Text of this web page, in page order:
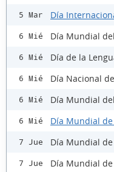
5 Mar Día
6 Mié Día Mundial
6 Mié Día de la
6 Mié Día Nacional
6 Mié Día Mundial
6 Mié Día Mundial
7 Jue Día Mundial
7 Jue Día Mundial